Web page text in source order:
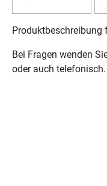
Produktbeschreibung
Bei Fragen wenden
oder auch telefonisch.